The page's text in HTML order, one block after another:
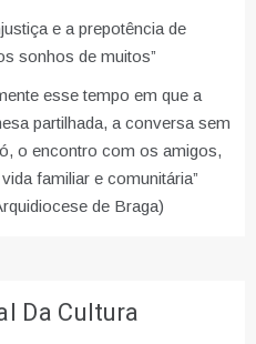
e a prepotência de
sonhos de muitos”
esse tempo em que a
partilhada, a conversa sem
o encontro com os amigos,
familiar e comunitária”
de Braga)
Da Cultura